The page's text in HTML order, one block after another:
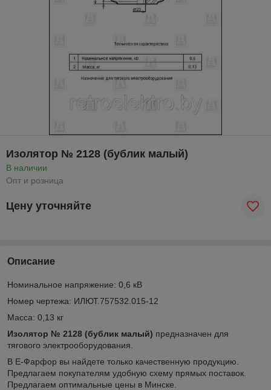
Изолятор № 2128 (бублик малый)
В наличии
Опт и розница
Цену уточняйте
Описание
Номинальное напряжение: 0,6 кВ
Номер чертежа: ИЛЮТ.757532.015-12
Масса: 0,13 кг
Изолятор № 2128 (бублик малый) предназначен для
тягового электрооборудования.
В Е-Фарфор вы найдете только качественную продукцию.
Предлагаем покупателям удобную схему прямых поставок.
Предлагаем оптимальные цены в Минске.